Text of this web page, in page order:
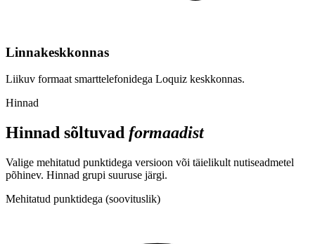
Linnakeskkonnas
Liikuv formaat smarttelefonidega Loquiz keskkonnas.
Hinnad
Hinnad sõltuvad formaadist
Valige mehitatud punktidega versioon või täielikult nutiseadmetel
põhinev. Hinnad grupi suuruse järgi.
Mehitatud punktidega (soovituslik)